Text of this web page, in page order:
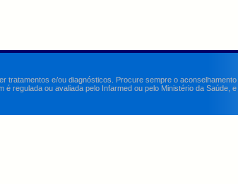
e/ou diagnósticos. Procure sempre o
ou avaliada pelo Infarmed ou pelo Ministério da Saúde,